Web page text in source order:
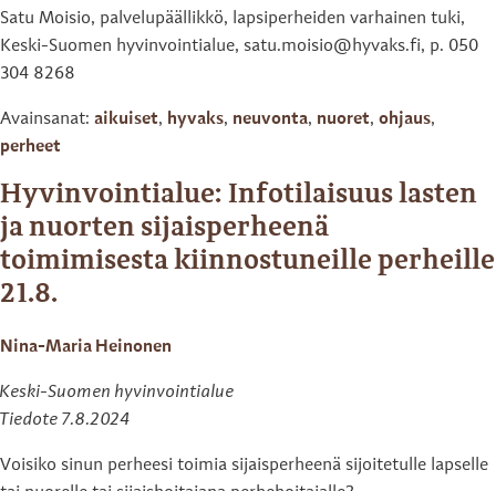
Satu Moisio, palvelupäällikkö, lapsiperheiden varhainen tuki,
Keski-Suomen hyvinvointialue, satu.moisio@hyvaks.fi, p. 050
304 8268
Avainsanat: aikuiset, hyvaks, neuvonta, nuoret, ohjaus,
perheet
Hyvinvointialue: Infotilaisuus lasten
ja nuorten sijaisperheenä
toimimisesta kiinnostuneille perheille
21.8.
Nina-Maria Heinonen
Keski-Suomen hyvinvointialue
Tiedote 7.8.2024
Voisiko sinun perheesi toimia sijaisperheenä sijoitetulle lapselle